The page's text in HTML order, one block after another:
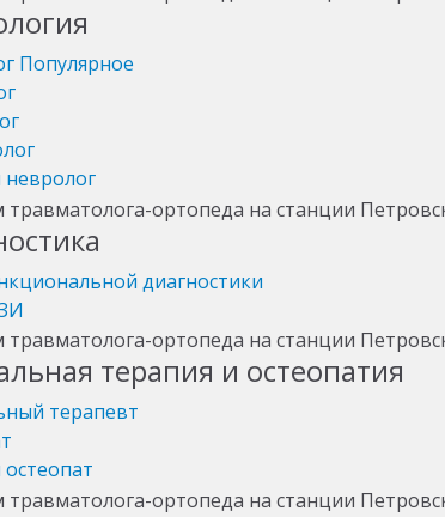
Популярное
невролог
диагностики
терапия и остеопатия
терапевт